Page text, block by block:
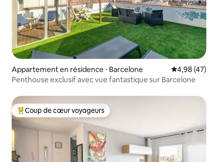
Appartement en résidence ⋅ Barcelone Évaluation
4,98 (47)
Penthouse exclusif avec vue fantastique sur Barcelone
Coups de cœur voyageurs les plus appréciés
Coup de cœur voyageurs